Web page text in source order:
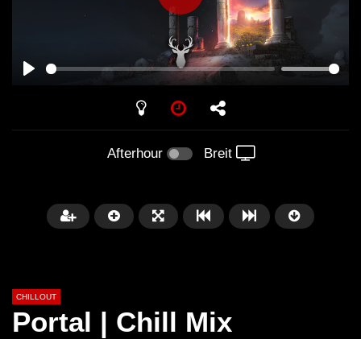
PLAY
Afterhour Breit
CHILLOUT
Portal | Chill Mix